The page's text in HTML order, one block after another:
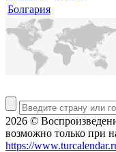
Болгария
2026 ©
возможно только при
https://